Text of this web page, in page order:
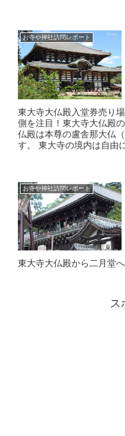
お寺や神社訪問レポート
東大寺大仏殿入堂券売り
側を注目！東大寺大仏殿
仏殿は本尊の盧舎那大仏
す。 東大寺の境内は自由
お寺や神社訪問レポート
東大寺大仏殿から二月堂
ス